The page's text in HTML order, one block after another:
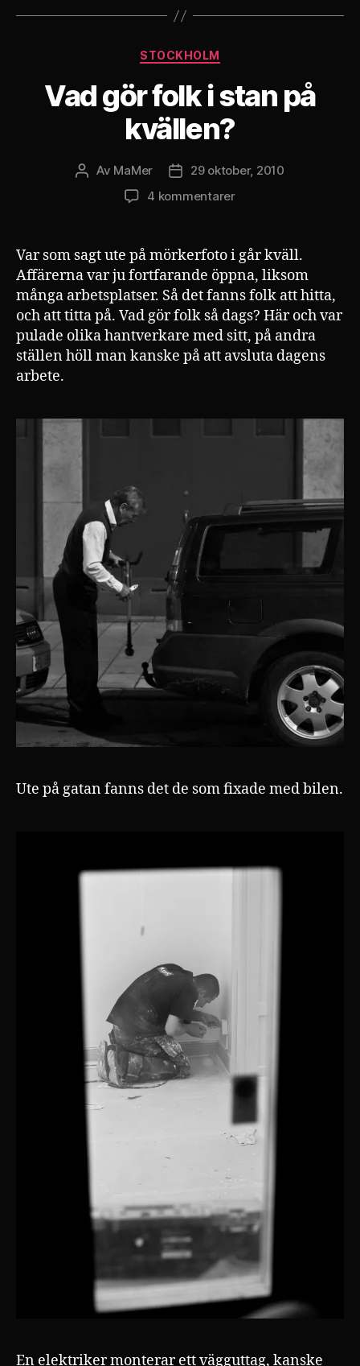
Kategorier
STOCKHOLM
Vad gör folk i stan på
kvällen?
Inläggsförfattare
Av MaMer Inläggsdatum
29 oktober, 2010
4 kommentarertill
folk
stan
på
kvällen?
Var som sagt ute på mörkerfoto i går kväll.
Affärerna var ju fortfarande öppna, liksom
många arbetsplatser. Så det fanns folk att hitta,
och att titta på. Vad gör folk så dags? Här och var
pulade olika hantverkare med sitt, på andra
ställen höll man kanske på att avsluta dagens
arbete.
Ute på gatan fanns det de som fixade med bilen.
En elektriker monterar ett vägguttag, kanske